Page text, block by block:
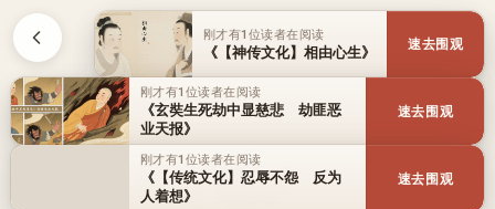
刚才有1位读者在阅读
《【神传文化】相由心生》 速去围观
刚才有1位读者在阅读
《玄奘生死劫中显慈悲 劫匪恶
业天报》
速去围观
刚才有1位读者在阅读
《【传统文化】忍辱不怨 反为
人着想》
速去围观